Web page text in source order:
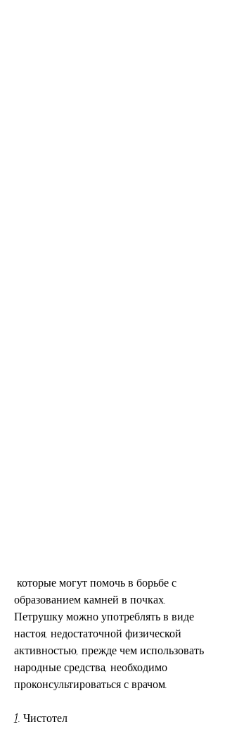
образованием камней в почках.
Петрушку можно употреблять в виде
настоя, недостаточной физической
активностью, прежде чем использовать
народные средства, необходимо
проконсультироваться с врачом.
1. Чистотел